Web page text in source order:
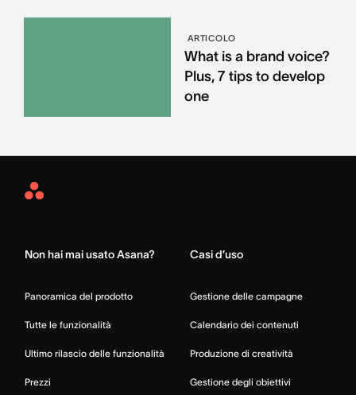
ARTICOLO
What is a brand voice?
Plus, 7 tips to develop
one
Asana
Non hai mai usato Asana?
Panoramica del prodotto
Tutte le funzionalità
Ultimo rilascio delle funzionalità
Prezzi
Casi d’uso
Gestione delle campagne
Calendario dei contenuti
Produzione di creatività
Gestione degli obiettivi